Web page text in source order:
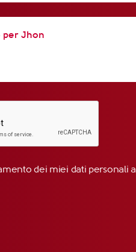
dei miei dati personali